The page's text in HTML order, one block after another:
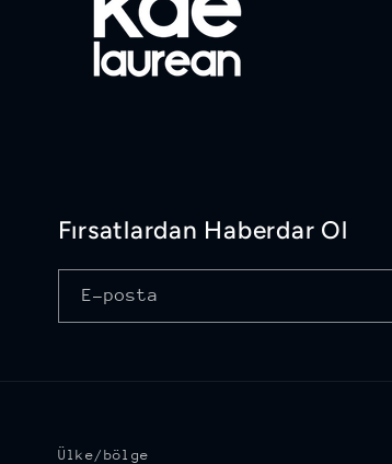
Fırsatlardan Haberdar Ol
E-posta
Ülke/bölge